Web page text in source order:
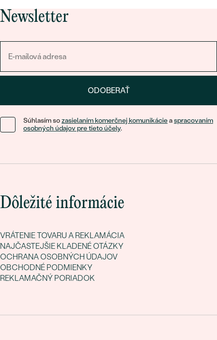
Newsletter
ODOBERAŤ
Súhlasím sozasielaním komerčnej komunikácieaspracovaním
osobných údajov pre tieto účely.
Dôležité informácie
VRÁTENIE TOVARU A REKLAMÁCIA
NAJČASTEJŠIE KLADENÉ OTÁZKY
OCHRANA OSOBNÝCH ÚDAJOV
OBCHODNÉ PODMIENKY
REKLAMAČNÝ PORIADOK